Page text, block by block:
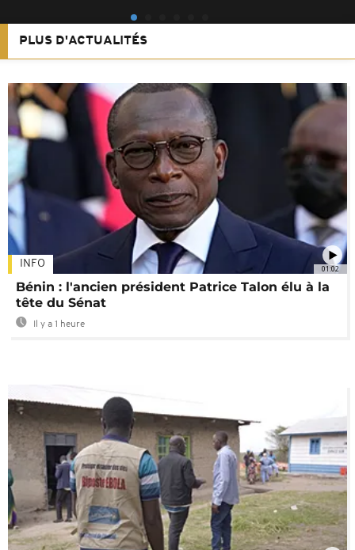
PLUS D'ACTUALITÉS
01:02
INFO
Bénin : l'ancien président Patrice Talon élu à la
tête du Sénat
Il y a 1 heure